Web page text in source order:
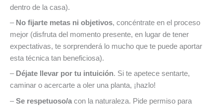
dentro de la casa).
– No fijarte metas ni objetivos, concéntrate en el proceso
mejor (disfruta del momento presente, en lugar de tener
expectativas, te sorprenderá lo mucho que te puede aportar
esta técnica tan beneficiosa).
– Déjate llevar por tu intuición. Si te apetece sentarte,
caminar o acercarte a oler una planta, ¡hazlo!
–Se respetuoso/a con la naturaleza. Pide permiso para